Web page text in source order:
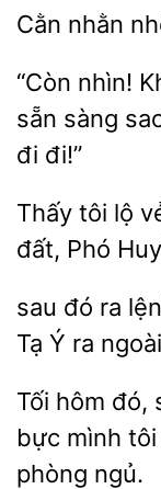
“Còn nhìn!
sẵn sàng
đi đi!”
Thấy lộ
Phó
đó ra
Ý
hôm đó,
mình
phòng ngủ.